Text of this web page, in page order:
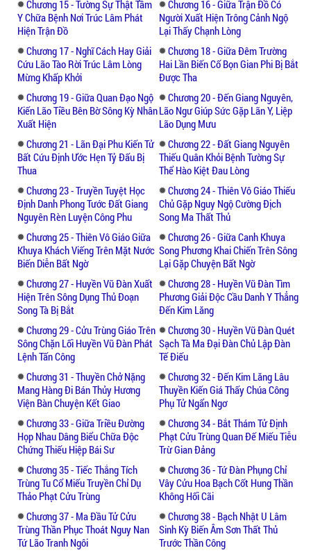
Chương 15 - Tường Sự Thật Tầm
Y Chữa Bệnh Nơi Trúc Lâm Phát
Hiện Trận Đồ
Chương 16 - Giữa Trận Đồ Có
Người Xuất Hiện Trông Cảnh Ngộ
Lại Thấy Chạnh Lòng
Chương 17 - Nghĩ Cách Hay Giải
Cứu Lão Tào Rời Trúc Lâm Lòng
Mừng Khấp Khởi
Chương 18 - Giữa Đêm Trường
Hai Lần Biến Cố Bọn Gian Phi Bị Bắt
Được Tha
Chương 19 - Giữa Quan Đạo Ngộ
Kiến Lão Tiều Bên Bờ Sông Kỳ Nhân
Xuất Hiện
Chương 20 - Đến Giang Nguyên,
Lão Ngư Giúp Sức Gặp Lãn Y, Liệp
Lão Dụng Mưu
Chương 21 - Lãn Đại Phu Kiến Tử
Bất Cứu Định Ước Hẹn Tỷ Đấu Bị
Thua
Chương 22 - Đất Giang Nguyên
Thiếu Quân Khỏi Bệnh Tường Sự
Thể Hào Kiệt Đau Lòng
Chương 23 - Truyền Tuyệt Học
Định Danh Phong Tước Đất Giang
Nguyên Rèn Luyện Công Phu
Chương 24 - Thiên Vô Giáo Thiếu
Chủ Gặp Nguy Ngộ Cường Địch
Song Ma Thất Thủ
Chương 25 - Thiên Vô Giáo Giữa
Khuya Khách Viếng Trên Mặt Nước
Biến Diễn Bất Ngờ
Chương 26 - Giữa Canh Khuya
Song Phương Khai Chiến Trên Sông
Lại Gặp Chuyện Bất Ngờ
Chương 27 - Huyền Vũ Đàn Xuất
Hiện Trên Sông Dụng Thủ Đoạn
Song Tà Bị Bắt
Chương 28 - Huyền Vũ Đàn Tìm
Phương Giải Độc Cầu Danh Y Thẳng
Đến Kim Lăng
Chương 29 - Cửu Trùng Giáo Trên
Sông Chặn Lối Huyền Vũ Đàn Phát
Lệnh Tấn Công
Chương 30 - Huyền Vũ Đàn Quét
Sạch Tà Ma Đại Đàn Chủ Lập Đàn
Tế Điếu
Chương 31 - Thuyền Chở Nặng
Mang Hàng Đi Bán Thủy Hương
Viện Bàn Chuyện Kết Giao
Chương 32 - Đến Kim Lăng Lâu
Thuyền Kiến Giá Thấy Chúa Công
Phụ Tử Ngẩn Ngơ
Chương 33 - Giữa Triều Đường
Họp Nhau Dâng Biểu Chữa Độc
Chứng Thiếu Hiệp Bái Sư
Chương 34 - Bắt Thám Tử Định
Phạt Cửu Trùng Quan Đế Miếu Tiễu
Trừ Gian Đảng
Chương 35 - Tiếc Thắng Tích
Trùng Tu Cổ Miếu Truyền Chỉ Dụ
Thảo Phạt Cửu Trùng
Chương 36 - Tứ Đàn Phụng Chỉ
Vây Cửu Hoa Bạch Cốt Hung Thần
Không Hối Cãi
Chương 37 - Ma Đầu Tử Cửu
Trùng Thần Phục Thoát Nguy Nan
Tứ Lão Tranh Ngôi
Chương 38 - Bạch Nhật U Lâm
Sinh Kỳ Biến Âm Sơn Thất Thủ
Trước Thần Công